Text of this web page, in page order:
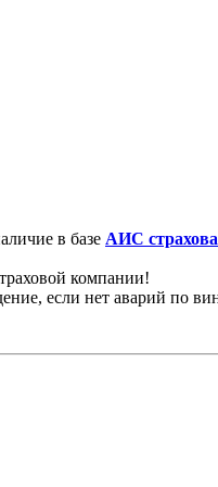
в базе АИС
компании!
если нет аварий по